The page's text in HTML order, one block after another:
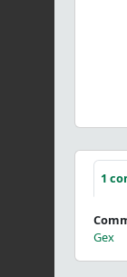
1
Gex